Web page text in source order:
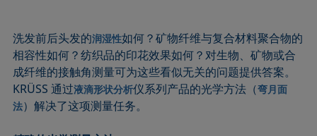
洗发前后头发的润湿性如何？矿物纤维与复合材料聚合物的
相容性如何？纺织品的印花效果如何？对生物、矿物或合
成纤维的接触角测量可为这些看似无关的问题提供答案。
KRÜSS 通过液滴形状分析仪系列产品的光学方法（弯月面
法）解决了这项测量任务。